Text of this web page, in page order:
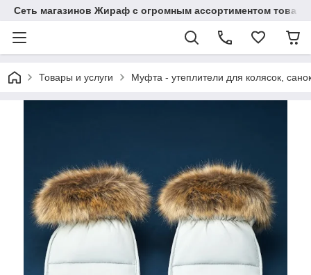
Сеть магазинов Жираф с огромным ассортиментом
Товары и услуги Муфта - утеплители для колясок,